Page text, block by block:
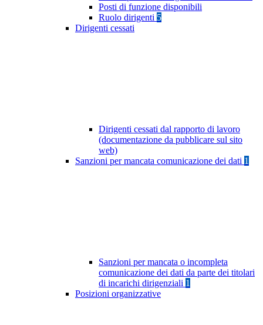
Posti di funzione disponibili
Ruolo dirigenti 5
Dirigenti cessati
Dirigenti cessati dal rapporto di lavoro
(documentazione da pubblicare sul sito
web)
Sanzioni per mancata comunicazione dei dati 1
Sanzioni per mancata o incompleta
comunicazione dei dati da parte dei titolari
di incarichi dirigenziali 1
Posizioni organizzative